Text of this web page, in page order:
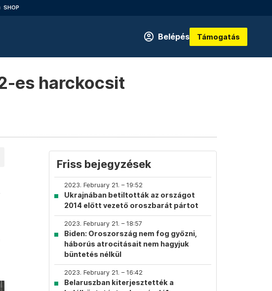
SHOP
Belépés Támogatás
es harckocsit
Friss bejegyzések
2023. February 21. – 19:52
Ukrajnában betiltották az országot
2014 előtt vezető oroszbarát pártot
2023. February 21. – 18:57
Biden: Oroszország nem fog győzni,
háborús atrocitásait nem hagyjuk
büntetés nélkül
2023. February 21. – 16:42
Belaruszban kiterjesztették a